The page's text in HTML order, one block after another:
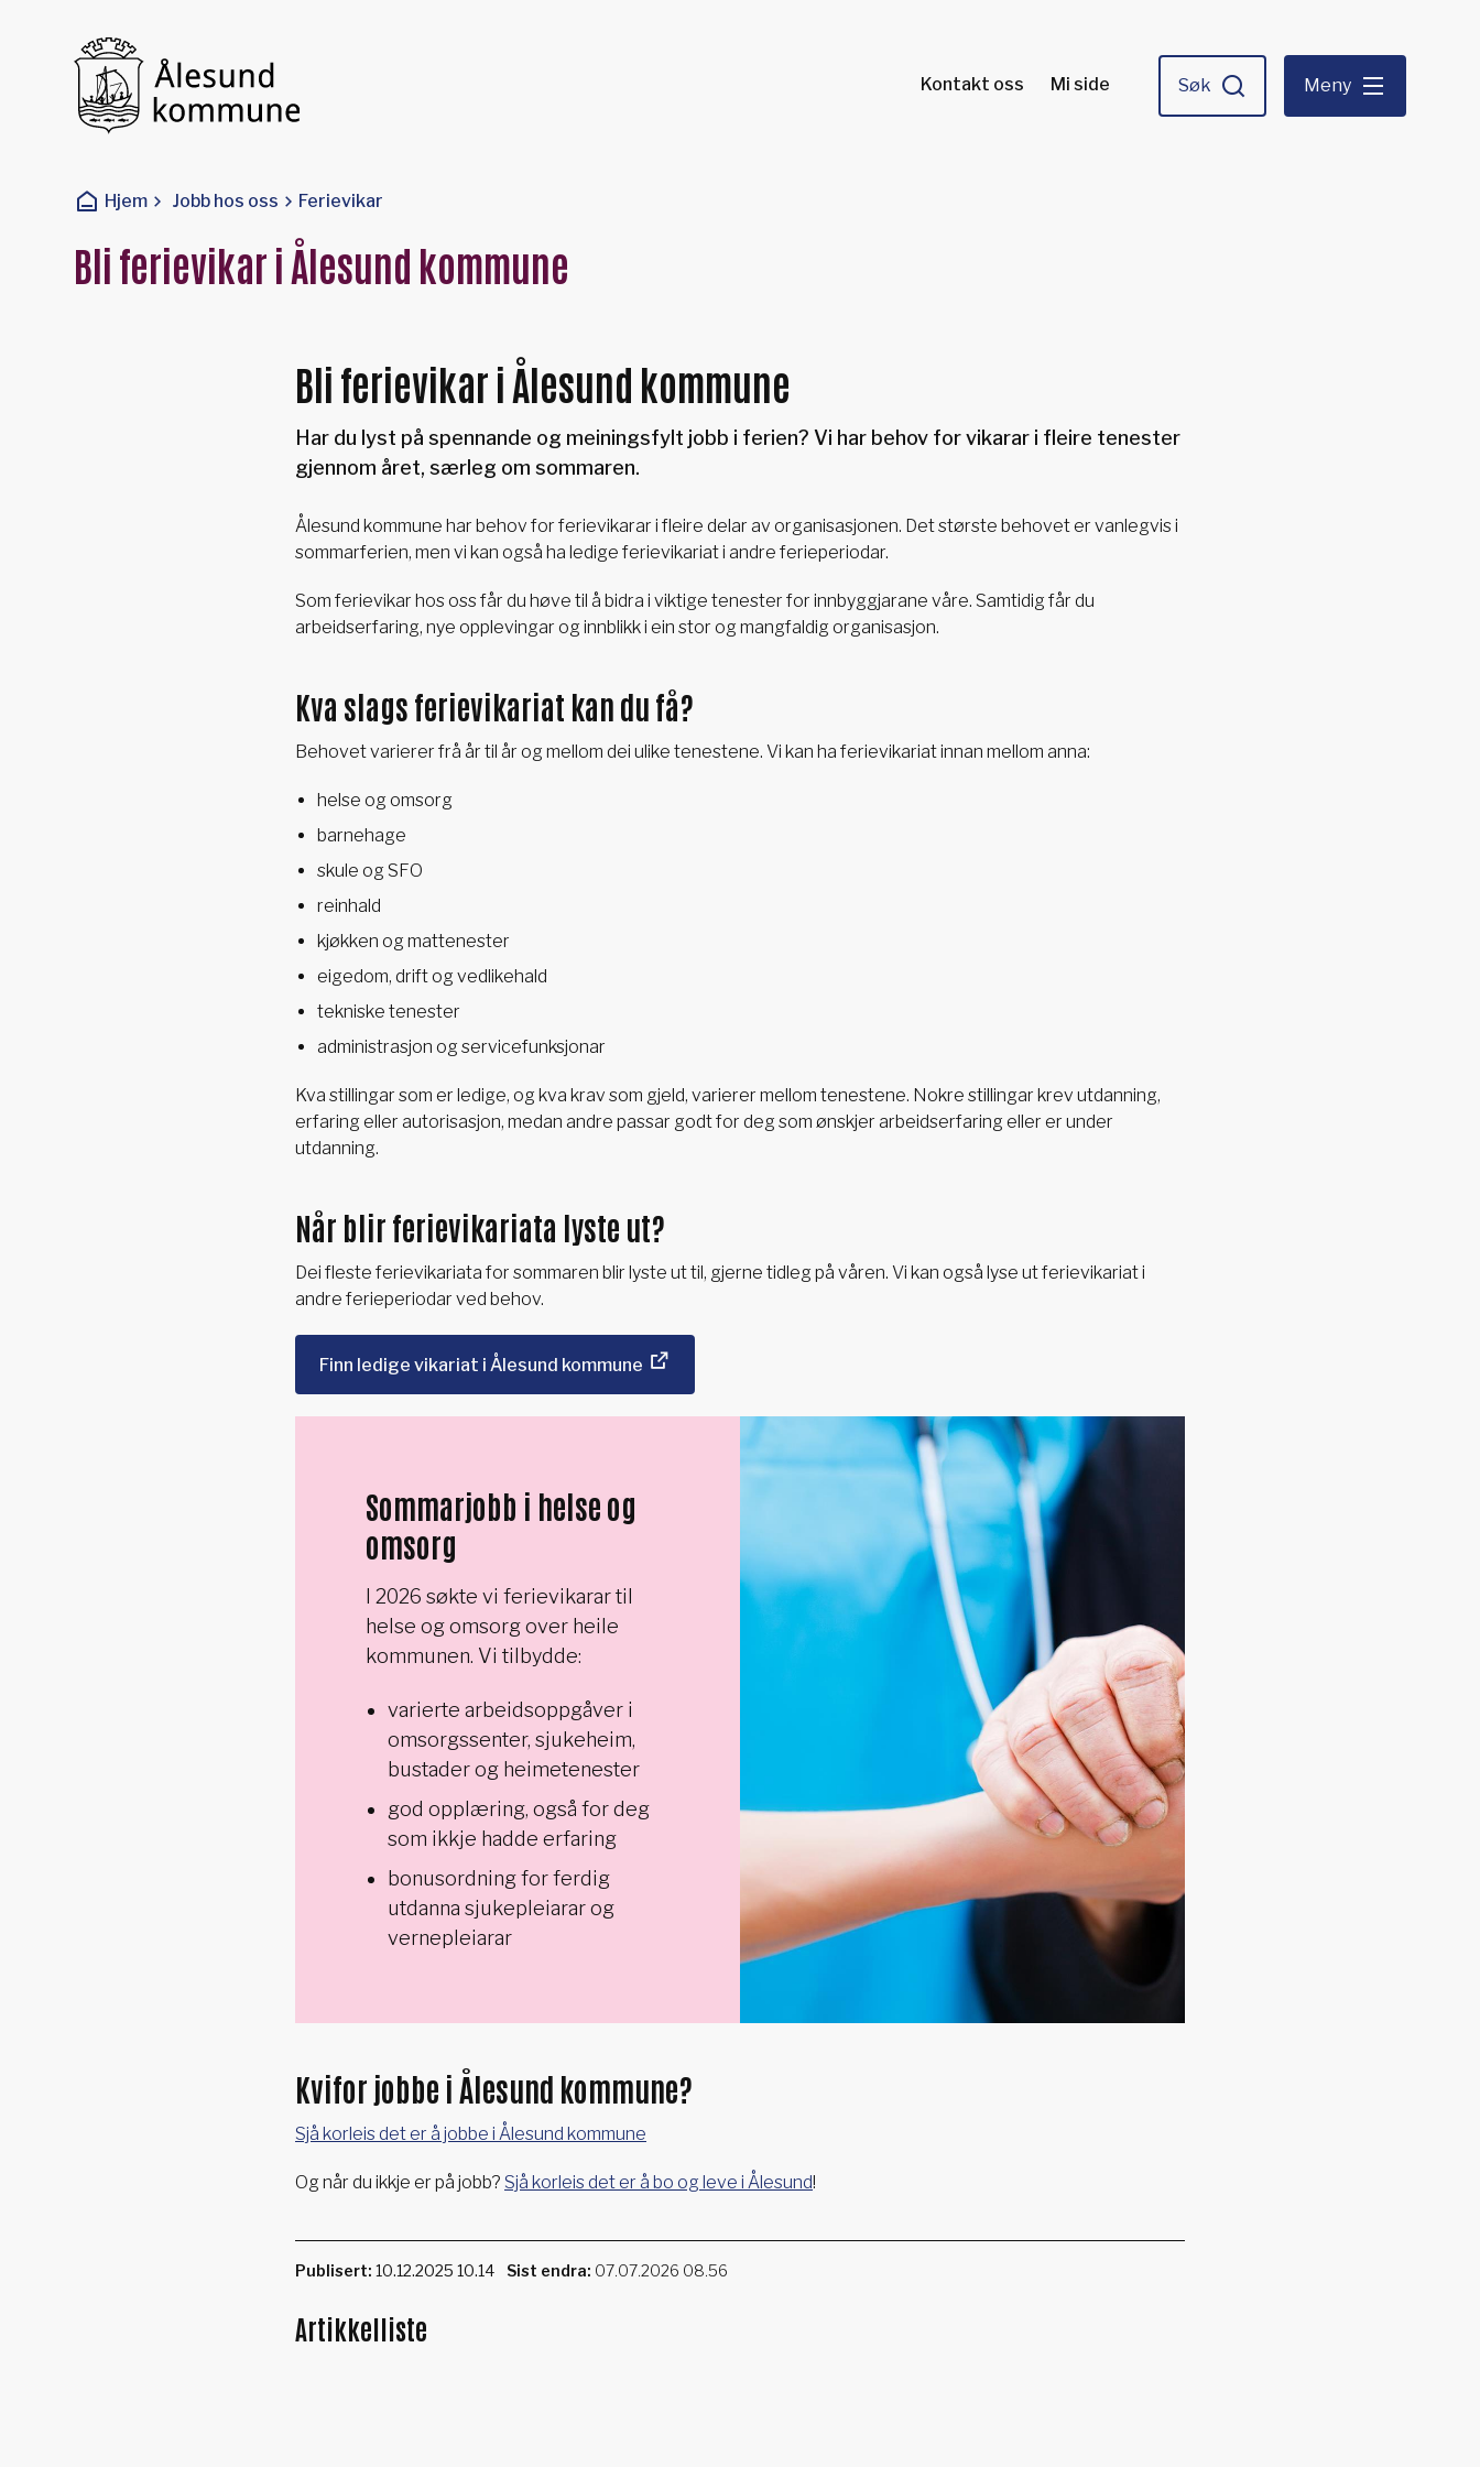
Kontakt oss Mi side Søk Meny
Du er her:
Hjem Jobb hos oss Ferievikar
Bli ferievikar i Ålesund kommune
Bli ferievikar i Ålesund kommune
Har du lyst på spennande og meiningsfylt jobb i ferien? Vi har behov for vikarar i fleire tenester
gjennom året, særleg om sommaren.
Ålesund kommune har behov for ferievikarar i fleire delar av organisasjonen. Det største behovet er vanlegvis i
sommarferien, men vi kan også ha ledige ferievikariat i andre ferieperiodar.
Som ferievikar hos oss får du høve til å bidra i viktige tenester for innbyggjarane våre. Samtidig får du
arbeidserfaring, nye opplevingar og innblikk i ein stor og mangfaldig organisasjon.
Kva slags ferievikariat kan du få?
Behovet varierer frå år til år og mellom dei ulike tenestene. Vi kan ha ferievikariat innan mellom anna:
helse og omsorg
barnehage
skule og SFO
reinhald
kjøkken og mattenester
eigedom, drift og vedlikehald
tekniske tenester
administrasjon og servicefunksjonar
Kva stillingar som er ledige, og kva krav som gjeld, varierer mellom tenestene. Nokre stillingar krev utdanning,
erfaring eller autorisasjon, medan andre passar godt for deg som ønskjer arbeidserfaring eller er under
utdanning.
Når blir ferievikariata lyste ut?
Dei fleste ferievikariata for sommaren blir lyste ut til, gjerne tidleg på våren. Vi kan også lyse ut ferievikariat i
andre ferieperiodar ved behov.
Finn ledige vikariat i Ålesund kommune
Sommarjobb i helse og
omsorg
I 2026 søkte vi ferievikarar til
helse og omsorg over heile
kommunen. Vi tilbydde:
varierte arbeidsoppgåver i
omsorgssenter, sjukeheim,
bustader og heimetenester
god opplæring, også for deg
som ikkje hadde erfaring
bonusordning for ferdig
utdanna sjukepleiarar og
vernepleiarar
Kvifor jobbe i Ålesund kommune?
Sjå korleis det er å jobbe i Ålesund kommune
Og når du ikkje er på jobb? Sjå korleis det er å bo og leve i Ålesund!
Publisert 10.12.2025 10.14 Sist endra 07.07.2026 08.56
Artikkelliste